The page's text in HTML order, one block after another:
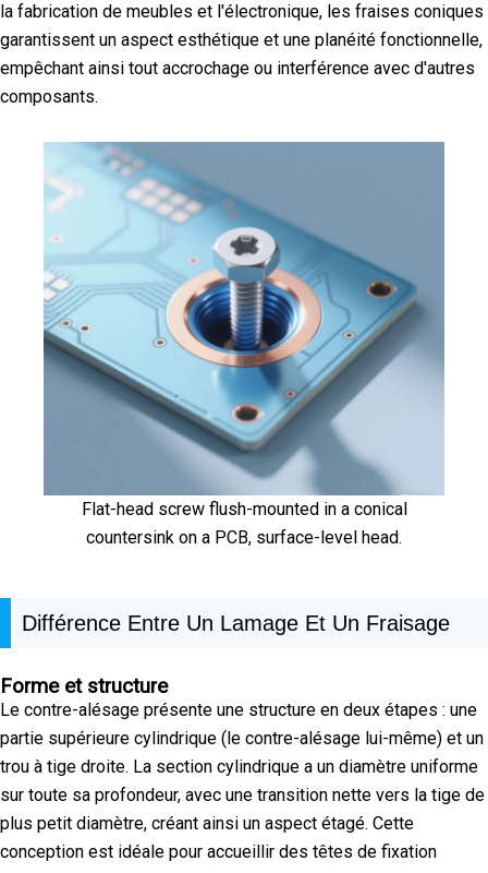
la fabrication de meubles et l'électronique, les fraises coniques
garantissent un aspect esthétique et une planéité fonctionnelle,
empêchant ainsi tout accrochage ou interférence avec d'autres
composants.
Flat-head screw flush-mounted in a conical
countersink on a PCB, surface-level head.
Différence Entre Un Lamage Et Un Fraisage
Forme et structure
Le contre-alésage présente une structure en deux étapes : une
partie supérieure cylindrique (le contre-alésage lui-même) et un
trou à tige droite. La section cylindrique a un diamètre uniforme
sur toute sa profondeur, avec une transition nette vers la tige de
plus petit diamètre, créant ainsi un aspect étagé. Cette
conception est idéale pour accueillir des têtes de fixation